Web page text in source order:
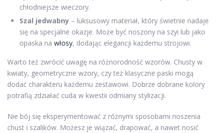
chłodniejsze wieczory.
Szal jedwabny – luksusowy materiał, który świetnie nadaje
się na specjalne okazje. Może być noszony na szyi lub jako
opaska na włosy, dodając elegancji każdemu strojowi.
Warto też zwrócić uwagę na różnorodność wzorów. Chusty w
kwiaty, geometryczne wzory, czy też klasyczne paski mogą
dodać charakteru każdemu zestawowi. Dobrze dobrane kolory
potrafią zdziałać cuda w kwestii odmiany stylizacji.
Nie bój się eksperymentować z różnymi sposobami noszenia
chust i szalików. Możesz je wiązać, drapować, a nawet nosić